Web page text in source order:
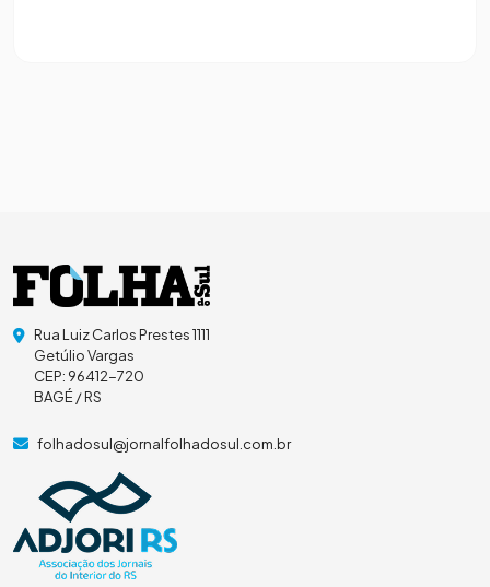
Rua Luiz Carlos Prestes 1111
Getúlio Vargas
CEP: 96412-720
BAGÉ / RS
folhadosul@jornalfolhadosul.com.br